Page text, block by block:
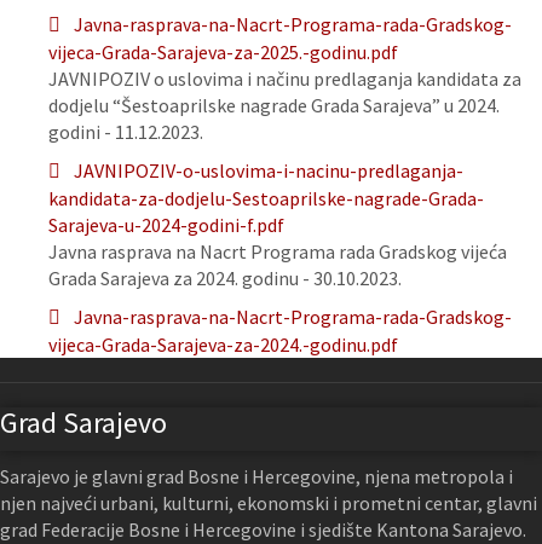
Javna-rasprava-na-Nacrt-Programa-rada-Gradskog-
vijeca-Grada-Sarajeva-za-2025.-godinu.pdf
JAVNIPOZIV o uslovima i načinu predlaganja kandidata za
dodjelu “Šestoaprilske nagrade Grada Sarajeva” u 2024.
godini - 11.12.2023.
JAVNIPOZIV-o-uslovima-i-nacinu-predlaganja-
kandidata-za-dodjelu-Sestoaprilske-nagrade-Grada-
Sarajeva-u-2024-godini-f.pdf
Javna rasprava na Nacrt Programa rada Gradskog vijeća
Grada Sarajeva za 2024. godinu - 30.10.2023.
Javna-rasprava-na-Nacrt-Programa-rada-Gradskog-
vijeca-Grada-Sarajeva-za-2024.-godinu.pdf
Grad Sarajevo
Sarajevo je glavni grad Bosne i Hercegovine, njena metropola i
njen najveći urbani, kulturni, ekonomski i prometni centar, glavni
grad Federacije Bosne i Hercegovine i sjedište Kantona Sarajevo.